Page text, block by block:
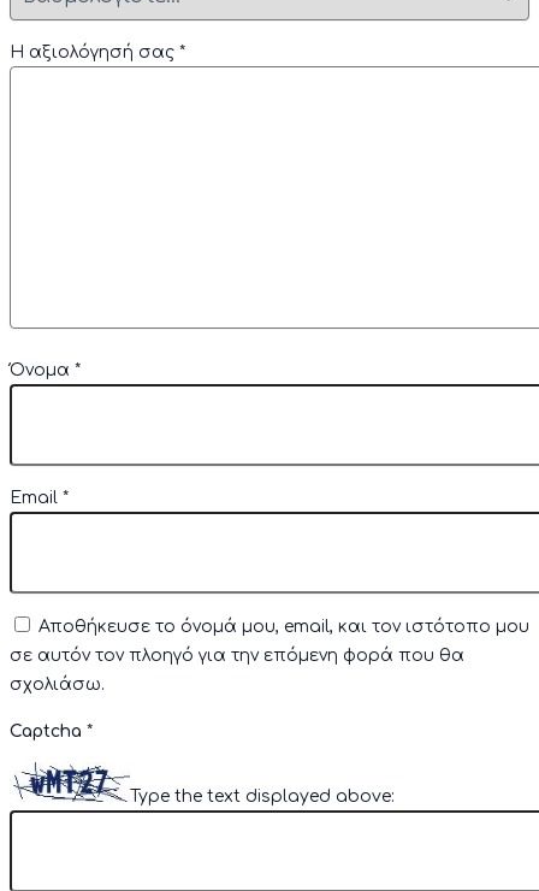
Η αξιολόγησή σας *
Όνομα *
Email *
Αποθήκευσε το όνομά μου, email, και τον ιστότοπο μου
σε αυτόν τον πλοηγό για την επόμενη φορά που θα
σχολιάσω.
Captcha *
Type the text displayed above: